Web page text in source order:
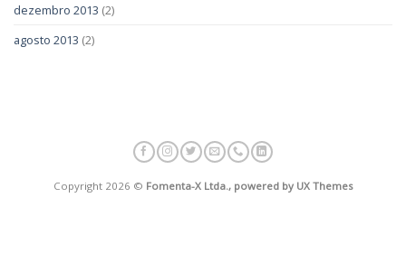
dezembro 2013 (2)
agosto 2013 (2)
Copyright 2026 © Fomenta-X Ltda., powered by UX Themes